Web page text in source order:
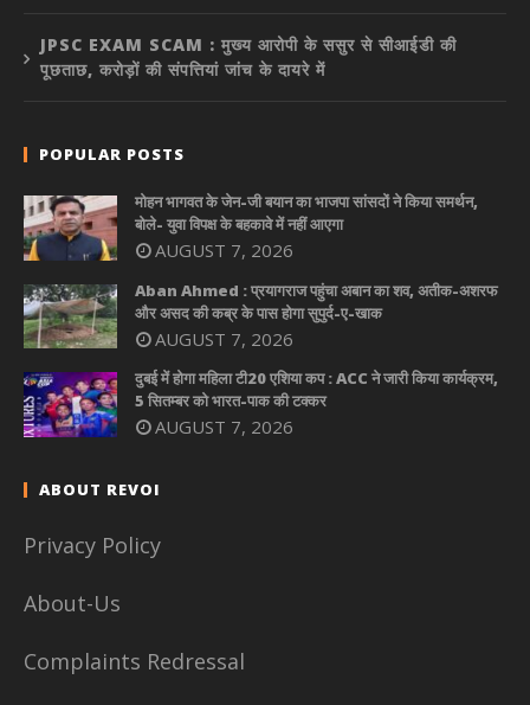
JPSC EXAM SCAM : मुख्य आरोपी के ससुर से सीआईडी की
पूछताछ, करोड़ों की संपत्तियां जांच के दायरे में
POPULAR POSTS
मोहन भागवत के जेन-जी बयान का भाजपा सांसदों ने किया समर्थन,
बोले- युवा विपक्ष के बहकावे में नहीं आएगा
AUGUST 7, 2026
Aban Ahmed : प्रयागराज पहुंचा अबान का शव, अतीक-अशरफ
और असद की कब्र के पास होगा सुपुर्द-ए-खाक
AUGUST 7, 2026
दुबई में होगा महिला टी20 एशिया कप : ACC ने जारी किया कार्यक्रम,
5 सितम्बर को भारत-पाक की टक्कर
AUGUST 7, 2026
ABOUT REVOI
Privacy Policy
About-Us
Complaints Redressal